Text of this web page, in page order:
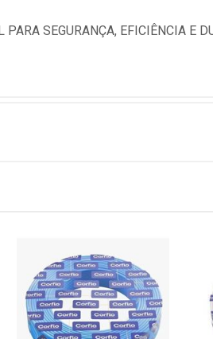
SEGURANÇA, EFICIÊNCIA E